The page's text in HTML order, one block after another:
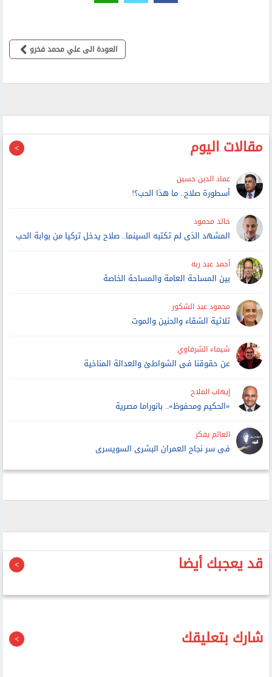
العودة الى علي محمد فخرو
مقالات اليوم
عماد الدين حسين
أسطورة صلاح.. ما هذا الحب؟!
خالد محمود
المشهد الذى لم تكتبه السينما.. صلاح يدخل تركيا من بوابة الحب
أحمد عبد ربه
بين المساحة العامة والمساحة الخاصة
محمود عبد الشكور
ثلاثية الشقاء والحنين والموت
شيماء الشرقاوي
عن حقوقنا فى الشواطئ والعدالة المناخية
إيهاب الملاح
«الحكيم ومحفوظ».. بانوراما مصرية
العالم يفكر
فى سر نجاح العمران البشرى السويسرى
قد يعجبك أيضا
شارك بتعليقك